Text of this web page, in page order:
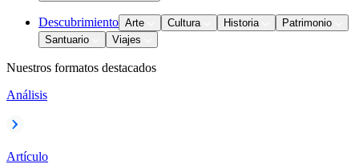
Descubrimiento Arte Cultura Historia
Patrimonio
Santuario
Viajes
Nuestros formatos destacados
Análisis
Artículo